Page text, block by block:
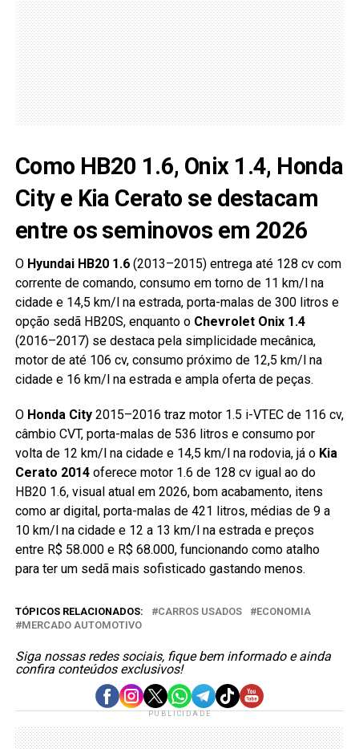
Como HB20 1.6, Onix 1.4, Honda
City e Kia Cerato se destacam
entre os seminovos em 2026
O Hyundai HB20 1.6(2013–2015) entrega até 128 cv com
corrente de comando, consumo em torno de 11 km/l na
cidade e 14,5 km/l na estrada, porta-malas de 300 litros e
opção sedã HB20S, enquanto o Chevrolet Onix 1.4
(2016–2017) se destaca pela simplicidade mecânica,
motor de até 106 cv, consumo próximo de 12,5 km/l na
cidade e 16 km/l na estrada e ampla oferta de peças.
O Honda City2015–2016 traz motor 1.5 i-VTEC de 116 cv,
câmbio CVT, porta-malas de 536 litros e consumo por
volta de 12 km/l na cidade e 14,5 km/l na rodovia, já o Kia
Cerato 2014oferece motor 1.6 de 128 cv igual ao do
HB20 1.6, visual atual em 2026, bom acabamento, itens
como ar digital, porta-malas de 421 litros, médias de 9 a
10 km/l na cidade e 12 a 13 km/l na estrada e preços
entre R$ 58.000 e R$ 68.000, funcionando como atalho
para ter um sedã mais sofisticado gastando menos.
TÓPICOS RELACIONADOS: CARROS USADOS
ECONOMIA
MERCADO AUTOMOTIVO
Siga nossas redes sociais, fique bem informado e ainda
confira conteúdos exclusivos!
PUBLICIDADE